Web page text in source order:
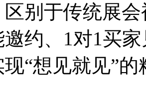
区别于传统展
约、1对1买
“想见就见”